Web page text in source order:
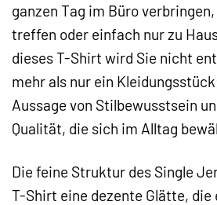
ganzen Tag im Büro
treffen oder einfach nur zu
dieses T-Shirt wird Sie nicht
mehr als nur ein
Aussage von Stilbewusstsein
Qualität, die sich im Alltag
Die feine Struktur des Single
T-Shirt eine dezente Glätte, die